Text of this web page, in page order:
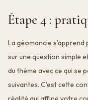
Étape 4 :
La géomancie s'apprend
sur une question simple
du thème avec ce qui se
suivantes. C'est cette